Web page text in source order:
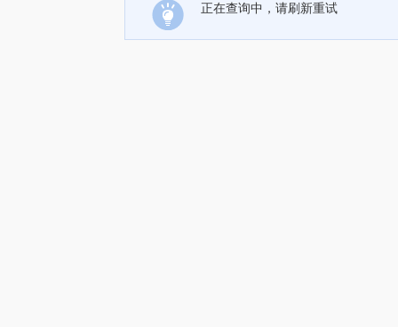
正在查询中，请刷新重试